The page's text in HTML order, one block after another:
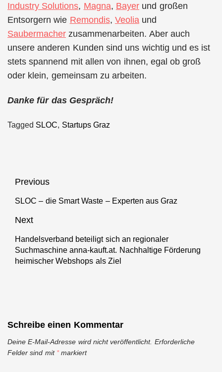
Industry Solutions, Magna, Bayerund großen
Entsorgern wie Remondis, Veolia und
Saubermacher zusammenarbeiten. Aber auch
unsere anderen Kunden sind uns wichtig und es ist
stets spannend mit allen von ihnen, egal ob groß
oder klein, gemeinsam zu arbeiten.
Danke für das Gespräch!
Tagged SLOC, Startups Graz
Beitragsnavigation
Previous
Previous
SLOC – die Smart Waste – Experten aus Graz
Next
Next
post:
Handelsverband beteiligt sich an regionaler
Suchmaschine anna-kauft.at. Nachhaltige Förderung
heimischer Webshops als Ziel
Schreibe einen Kommentar
Deine E-Mail-Adresse wird nicht veröffentlicht. Erforderliche
Felder sind mit *markiert